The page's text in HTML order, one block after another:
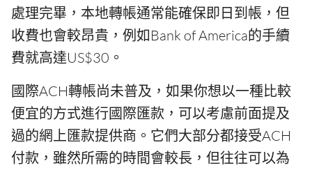
處理完畢，本地轉帳通常能確保即日到帳，但
收費也會較昂貴，例如Bank of America的手續
費就高達US$30。
國際ACH轉帳尚未普及，如果你想以一種比較
便宜的方式進行國際匯款，可以考慮前面提及
過的網上匯款提供商。它們大部分都接受ACH
付款，雖然所需的時間會較長，但往往可以為